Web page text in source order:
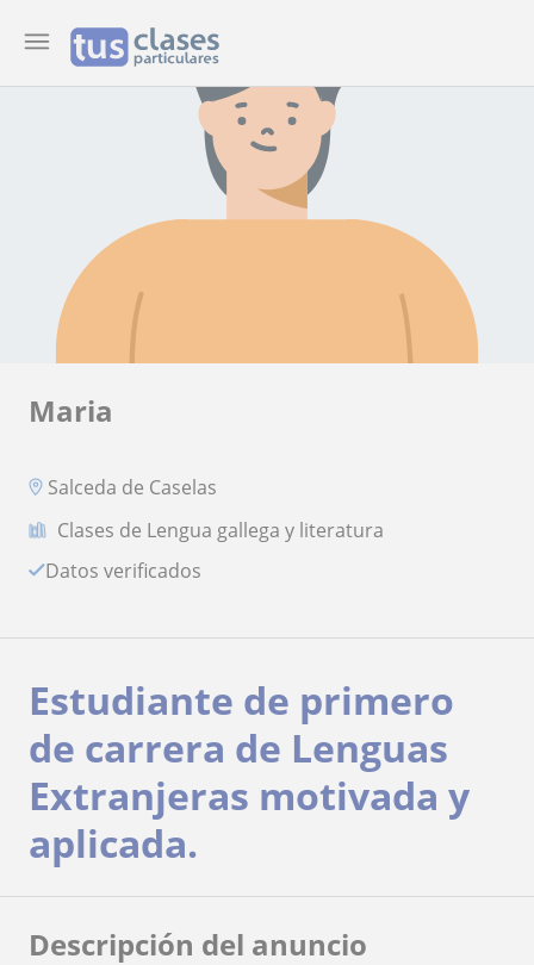
Maria
Salceda de Caselas
Clases de Lengua gallega y literatura
Datos verificados
Estudiante de primero
de carrera de Lenguas
Extranjeras motivada y
aplicada.
Descripción del anuncio